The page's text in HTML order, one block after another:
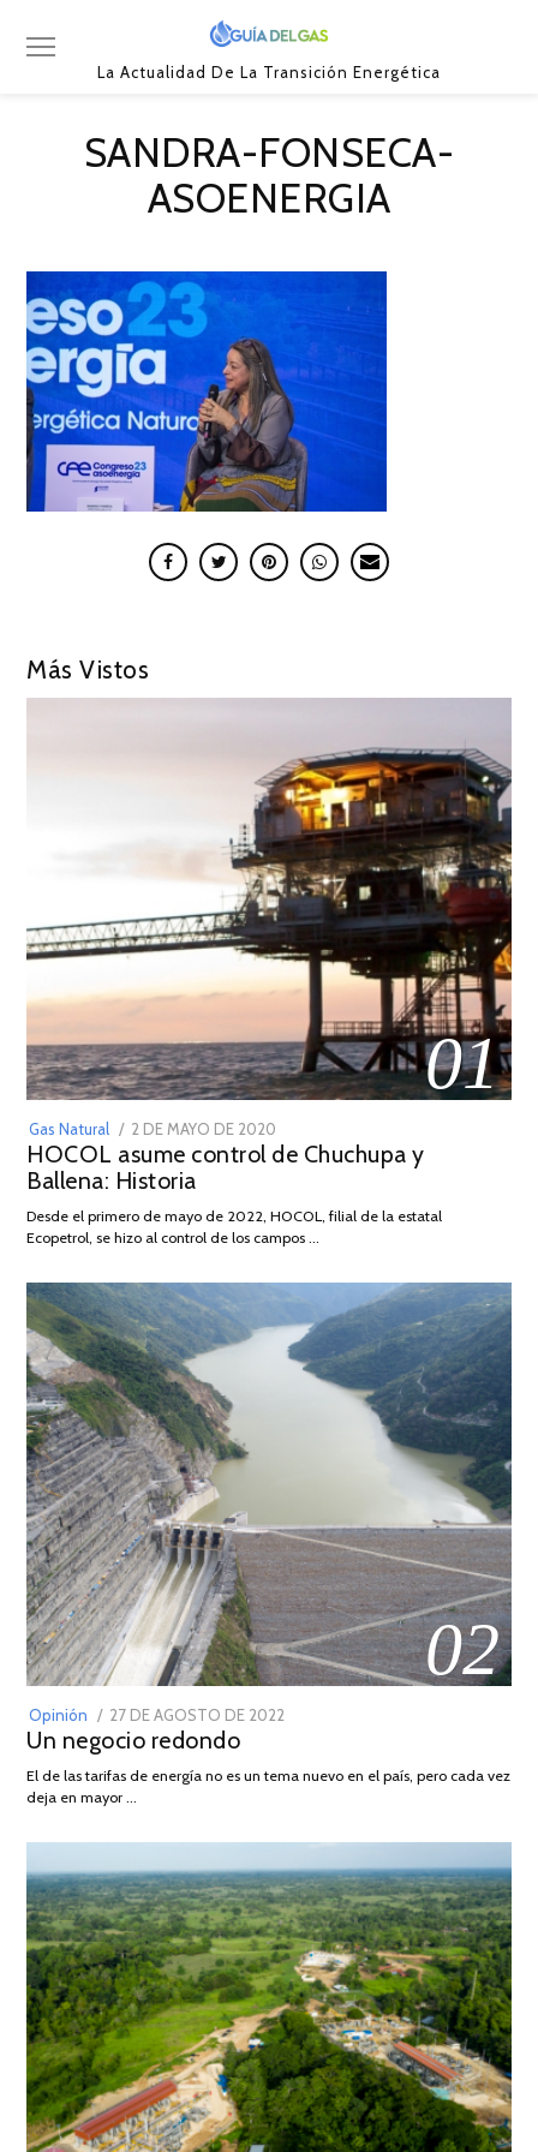
La Actualidad De La Transición Energética
SANDRA-FONSECA-
ASOENERGIA
Más Vistos
01
Gas Natural
POSTED
ON
2 DE MAYO DE 2020
DE
2026
HOCOL asume control de Chuchupa y
Ballena: Historia
Desde el primero de mayo de 2022, HOCOL, filial de la estatal
Ecopetrol, se hizo al control de los campos …
02
Opinión
POSTED
ON
27 DE AGOSTO DE 2022
DE
Un negocio redondo
El de las tarifas de energía no es un tema nuevo en el país, pero cada vez
deja en mayor …